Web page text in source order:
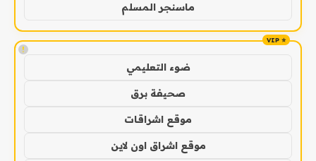
ماسنجر المسلم
!
ضوء التعليمي
صحيفة برق
موقع اشراقات
موقع اشراق اون لاين